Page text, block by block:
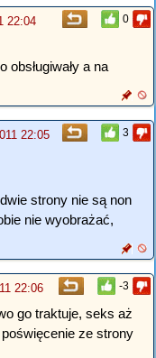
0
22:04
a na
3
22:05
strony nie są non
nie wyobrażać,
-3
22:06
go traktuje, seks aż
ze strony